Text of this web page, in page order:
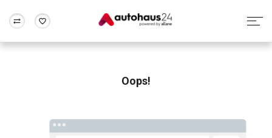
Rund um die Inzahlungnahme
Oops!